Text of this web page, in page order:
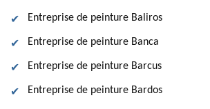
Entreprise de peinture Baliros
Entreprise de peinture Banca
Entreprise de peinture Barcus
Entreprise de peinture Bardos